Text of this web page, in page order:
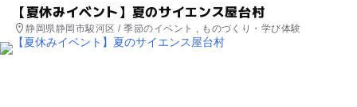
【夏休みイベント】夏のサイエンス屋台村
静岡県静岡市駿河区 / 季節のイベント , ものづくり・学び体験